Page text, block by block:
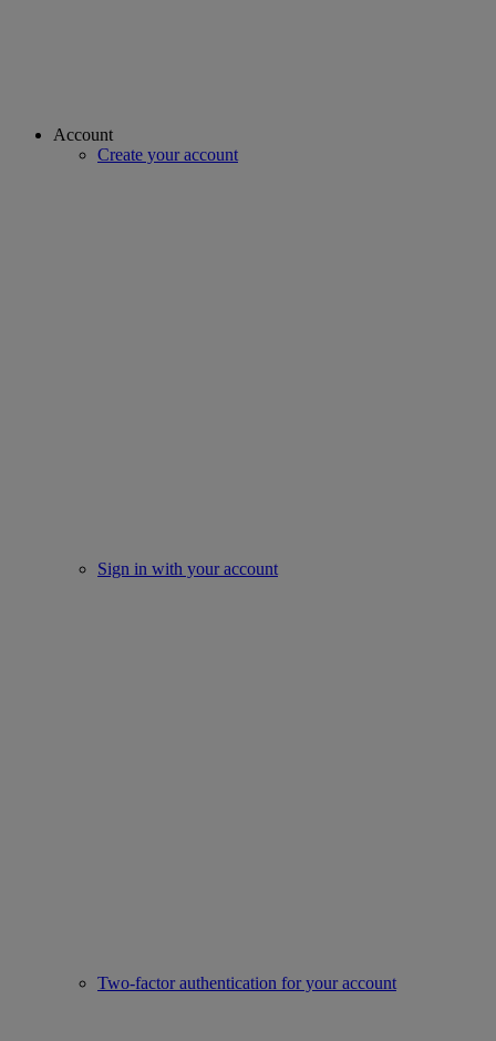
Account
Create your account
Sign in with your account
Two-factor authentication for your account